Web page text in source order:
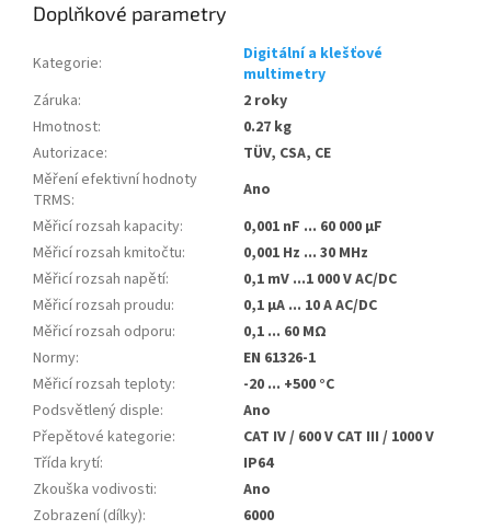
Doplňkové parametry
Kategorie:
Digitální a klešťové
multimetry
Záruka:
2 roky
Hmotnost:
0.27 kg
Autorizace:
TÜV, CSA, CE
Měření efektivní hodnoty
TRMS:
Ano
Měřicí rozsah kapacity:
0,001 nF ... 60 000 μF
Měřicí rozsah kmitočtu:
0,001 Hz ... 30 MHz
Měřicí rozsah napětí:
0,1 mV ...1 000 V AC/DC
Měřicí rozsah proudu:
0,1 μA ... 10 A AC/DC
Měřicí rozsah odporu:
0,1 ... 60 MΩ
Normy:
EN 61326-1
Měřicí rozsah teploty:
-20 ... +500 °C
Podsvětlený disple:
Ano
Přepětové kategorie:
CAT IV / 600 V CAT III / 1000 V
Třída krytí:
IP64
Zkouška vodivosti:
Ano
Zobrazení (dílky):
6000